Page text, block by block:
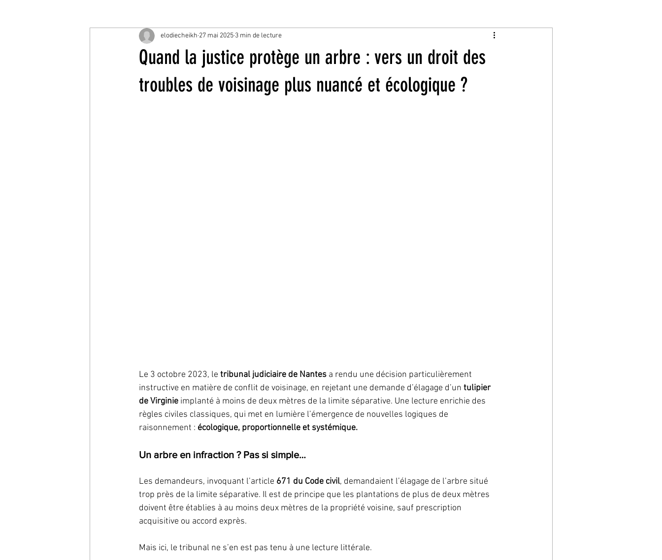
Quand la justice protège un arbre : vers un droit des
troubles de voisinage plus nuancé et écologique ?
elodiecheikh 27 mai 2025 3 min de lecture
Le 3 octobre 2023, le tribunal judiciaire de Nantes a rendu une décision particulièrement
instructive en matière de conflit de voisinage, en rejetant une demande d’élagage d’un tulipier
de Virginie implanté à moins de deux mètres de la limite séparative. Une lecture enrichie des
règles civiles classiques, qui met en lumière l’émergence de nouvelles logiques de
raisonnement : écologique, proportionnelle et systémique.
Un arbre en infraction ? Pas si simple…
Les demandeurs, invoquant l’article 671 du Code civil, demandaient l’élagage de l’arbre situé
trop près de la limite séparative. Il est de principe que les plantations de plus de deux mètres
doivent être établies à au moins deux mètres de la propriété voisine, sauf prescription
acquisitive ou accord exprès.
Mais ici, le tribunal ne s’en est pas tenu à une lecture littérale.